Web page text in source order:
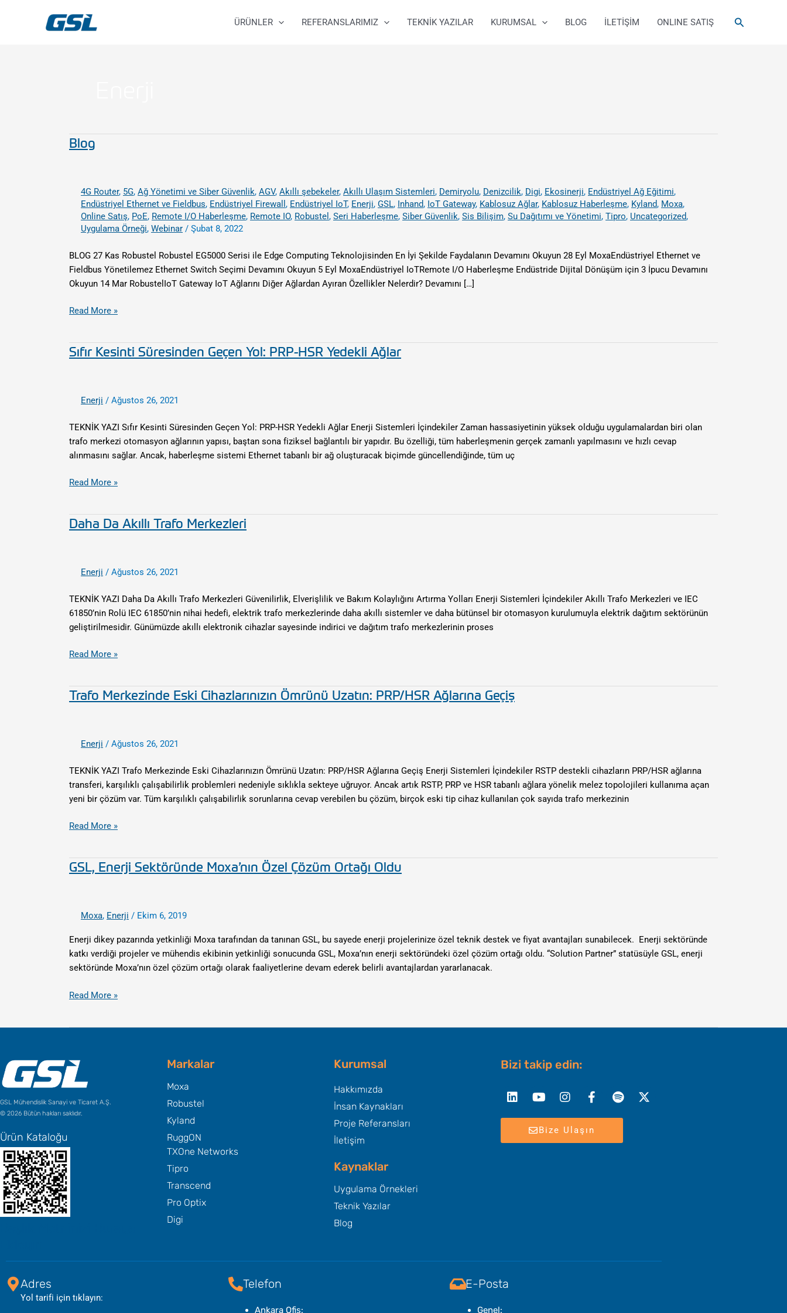
ÜRÜNLER REFERANSLARIMIZ TEKNİK YAZILAR KURUMSAL BLOG İLETİŞİM ONLINE SATIŞ Arama
Blog
4G Router, 5G, Ağ Yönetimi ve Siber Güvenlik, AGV, Akıllı şebekeler, Akıllı Ulaşım Sistemleri, Demiryolu, Denizcilik, Digi, Ekosinerji, Endüstriyel Ağ Eğitimi,
Endüstriyel Ethernet ve Fieldbus, Endüstriyel Firewall , Endüstriyel IoT, Enerji, GSL, Inhand, IoT Gateway, Kablosuz Ağlar, Kablosuz Haberleşme, Kyland, Moxa,
Online Satış, PoE, Remote I/O Haberleşme, Remote IO, Robustel , Seri Haberleşme, Siber Güvenlik, Sis Bilişim, Su Dağıtımı ve Yönetimi, Tipro, Uncategorized,
Uygulama Örneği, Webinar / Şubat 8, 2022
BLOG 27 Kas Robustel Robustel EG5000 Serisi ile Edge Computing Teknolojisinden En İyi Şekilde Faydalanın Devamını Okuyun 28 Eyl MoxaEndüstriyel Ethernet ve
Fieldbus Yönetilemez Ethernet Switch Seçimi Devamını Okuyun 5 Eyl MoxaEndüstriyel IoTRemote I/O Haberleşme Endüstride Dijital Dönüşüm için 3 İpucu Devamını
Okuyun 14 Mar RobustelIoT Gateway IoT Ağlarını Diğer Ağlardan Ayıran Özellikler Nelerdir? Devamını […]
Blog
Read More »
Sıfır Kesinti Süresinden Geçen Yol: PRP-HSR Yedekli Ağlar
Enerji / Ağustos 26, 2021
TEKNİK YAZI ​Sıfır Kesinti Süresinden Geçen Yol: PRP-HSR Yedekli Ağlar Enerji Sistemleri İçindekiler Zaman hassasiyetinin yüksek olduğu uygulamalardan biri olan
trafo merkezi otomasyon ağlarının yapısı, baştan sona fiziksel bağlantılı bir yapıdır. Bu özelliği, tüm haberleşmenin gerçek zamanlı yapılmasını ve hızlı cevap
alınmasını sağlar. Ancak, haberleşme sistemi Ethernet tabanlı bir ağ oluşturacak biçimde güncellendiğinde, tüm uç
Sıfır
Yol:
HSR
Yedekli
Ağlar
Read More »
Daha Da Akıllı Trafo Merkezleri
Enerji / Ağustos 26, 2021
TEKNİK YAZI Daha Da Akıllı Trafo Merkezleri ​Güvenilirlik, Elverişlilik ve Bakım Kolaylığını Artırma Yolları Enerji Sistemleri İçindekiler Akıllı Trafo Merkezleri ve IEC
61850’nin Rolü IEC 61850’nin nihai hedefi, elektrik trafo merkezlerinde daha akıllı sistemler ve daha bütünsel bir otomasyon kurulumuyla elektrik dağıtım sektörünün
geliştirilmesidir. Günümüzde akıllı elektronik cihazlar sayesinde indirici ve dağıtım trafo merkezlerinin proses
Daha
Merkezleri
Read More »
Trafo Merkezinde Eski Cihazlarınızın Ömrünü Uzatın: PRP/HSR Ağlarına Geçiş
Enerji / Ağustos 26, 2021
TEKNİK YAZI Trafo Merkezinde Eski Cihazlarınızın Ömrünü Uzatın: PRP/HSR Ağlarına Geçiş Enerji Sistemleri İçindekiler RSTP destekli cihazların PRP/HSR ağlarına
transferi, karşılıklı çalışabilirlik problemleri nedeniyle sıklıkla sekteye uğruyor. Ancak artık RSTP, PRP ve HSR tabanlı ağlara yönelik melez topolojileri kullanıma açan
yeni bir çözüm var. Tüm karşılıklı çalışabilirlik sorunlarına cevap verebilen bu çözüm, birçok eski tip cihaz kullanılan çok sayıda trafo merkezinin
Trafo
Ömrünü
Uzatın:
PRP/HSR
Ağlarına
Geçiş
Read More »
GSL, Enerji Sektöründe Moxa’nın Özel Çözüm Ortağı Oldu
Moxa, Enerji / Ekim 6, 2019
Enerji dikey pazarında yetkinliği Moxa tarafından da tanınan GSL, bu sayede enerji projelerinize özel teknik destek ve fiyat avantajları sunabilecek. ​ Enerji sektöründe
katkı verdiği projeler ve mühendis ekibinin yetkinliği sonucunda GSL, Moxa’nın enerji sektöründeki özel çözüm ortağı oldu. “Solution Partner” statüsüyle GSL, enerji
sektöründe Moxa’nın özel çözüm ortağı olarak faaliyetlerine devam ederek belirli avantajlardan yararlanacak. ​
GSL,
Özel
Çözüm
Ortağı
Oldu
Read More »
GSL Mühendislik Sanayi ve Ticaret A.Ş.
© 2026 Bütün hakları saklıdır.
Ürün Kataloğu
Markalar
Moxa
Robustel
Kyland
RuggON
TXOne Networks
Tipro
Transcend
Pro Optix
Digi
Kurumsal
Hakkımızda
İnsan Kaynakları
Proje Referansları
İletişim
Kaynaklar
Uygulama Örnekleri
Teknik Yazılar
Blog
Bizi takip edin:
f
twitter
Bize Ulaşın
Adres
Yol tarifi için tıklayın:
Telefon
Ankara Ofis:
E-Posta
Genel: